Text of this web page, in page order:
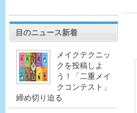
目のニュース新着
メイクテクニッ
クを投稿しよ
う！「二重メイ
クコンテスト」
締め切り迫る